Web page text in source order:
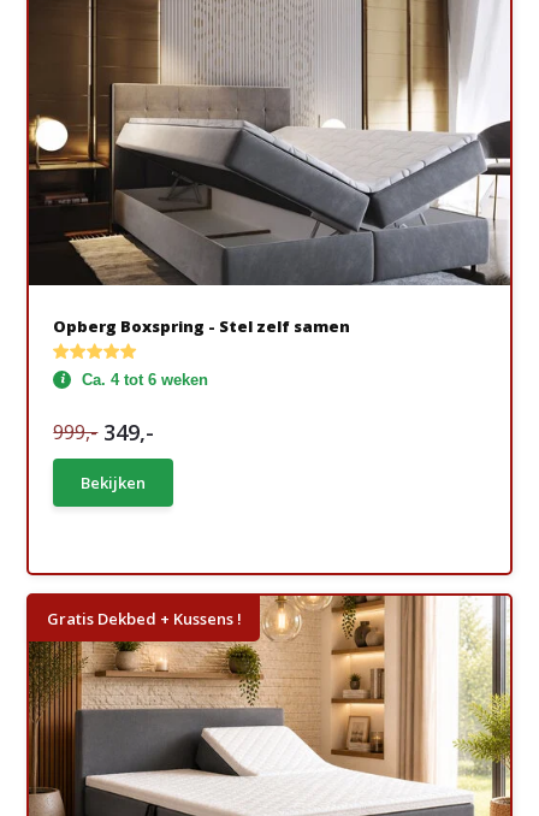
Opberg Boxspring - Stel zelf samen
Ca. 4 tot 6 weken
999,- 349,-
Bekijken
Gratis Dekbed + Kussens !